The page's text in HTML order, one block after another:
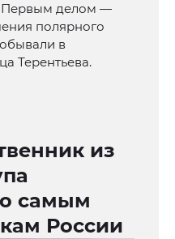
Первым делом —
полярного
в
Терентьева.
из
самым
России